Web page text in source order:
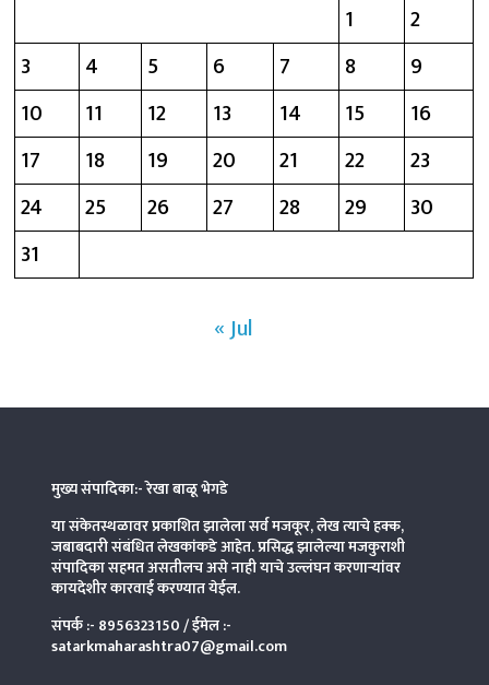
1
2
3
4 5 6 7 8
9
10
11 12 13 14 15
16
17
18 19 20 21 22
23
24
25 26 27 28 29
30
31
« Jul
मुख्य संपादिका:- रेखा बाळू भेगडे
या संकेतस्थळावर प्रकाशित झालेला सर्व मजकूर, लेख त्याचे हक्क,
जबाबदारी संबंधित लेखकांकडे आहेत. प्रसिद्ध झालेल्या मजकुराशी
संपादिकासहमत असतीलच असे नाही याचे उल्लंघन करणाऱ्यांवर
कायदेशीर कारवाई करण्यात येईल.
संपर्क :- 8956323150/ ईमेल :-
satarkmaharashtra07@gmail.com